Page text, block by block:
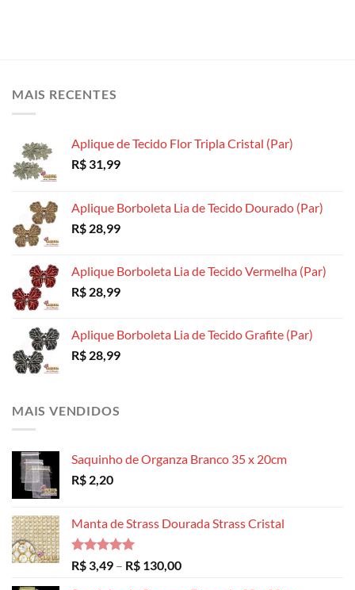
MAIS RECENTES
Aplique de Tecido Flor Tripla Cristal (Par)
R$ 31,99
Aplique Borboleta Lia de Tecido Dourado (Par)
R$ 28,99
Aplique Borboleta Lia de Tecido Vermelha (Par)
R$ 28,99
Aplique Borboleta Lia de Tecido Grafite (Par)
R$ 28,99
MAIS VENDIDOS
Saquinho de Organza Branco 35 x 20cm
R$ 2,20
Manta de Strass Dourada Strass Cristal
Avaliação
5.00
de 5
R$ 3,49 – R$ 130,00Faixa